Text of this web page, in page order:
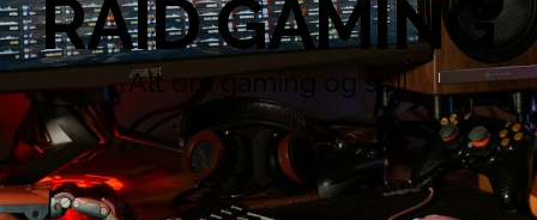
RAID GAMING
Alt om gaming og spil